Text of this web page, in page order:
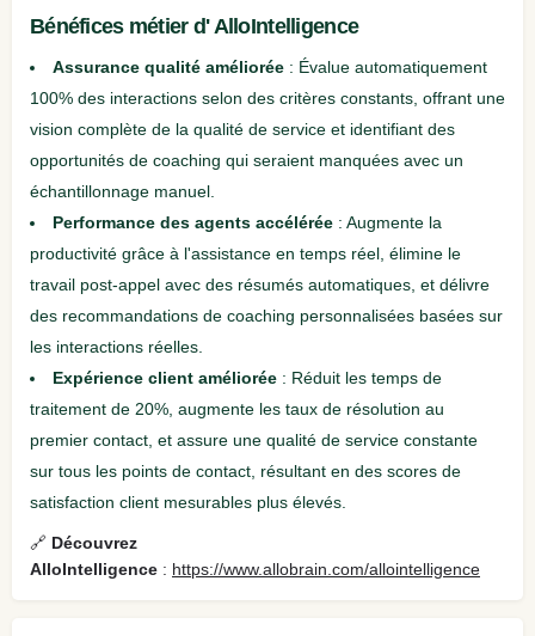
Bénéfices métier d' AlloIntelligence
Assurance qualité améliorée : Évalue automatiquement
100% des interactions selon des critères constants, offrant une
vision complète de la qualité de service et identifiant des
opportunités de coaching qui seraient manquées avec un
échantillonnage manuel.
Performance des agents accélérée : Augmente la
productivité grâce à l'assistance en temps réel, élimine le
travail post-appel avec des résumés automatiques, et délivre
des recommandations de coaching personnalisées basées sur
les interactions réelles.
Expérience client améliorée : Réduit les temps de
traitement de 20%, augmente les taux de résolution au
premier contact, et assure une qualité de service constante
sur tous les points de contact, résultant en des scores de
satisfaction client mesurables plus élevés.
🔗 Découvrez
AlloIntelligence : https://www.allobrain.com/allointelligence